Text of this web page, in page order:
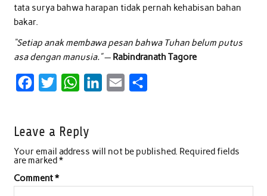
tata surya bahwa harapan tidak pernah kehabisan bahan
bakar.
“Setiap anak membawa pesan bahwa Tuhan belum putus
asa dengan manusia.”— Rabindranath Tagore
e
b
o
t
e
r
W
t
s
p
e
I
l
e
Leave a Reply
Your email address will not be published. Required fields
are marked*
Comment*